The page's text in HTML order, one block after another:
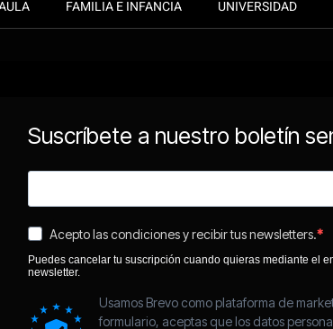
FAMILIA E INFANCIA UNIVERSIDAD